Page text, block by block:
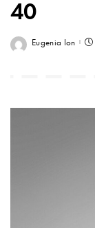
40
Eugenia Ion